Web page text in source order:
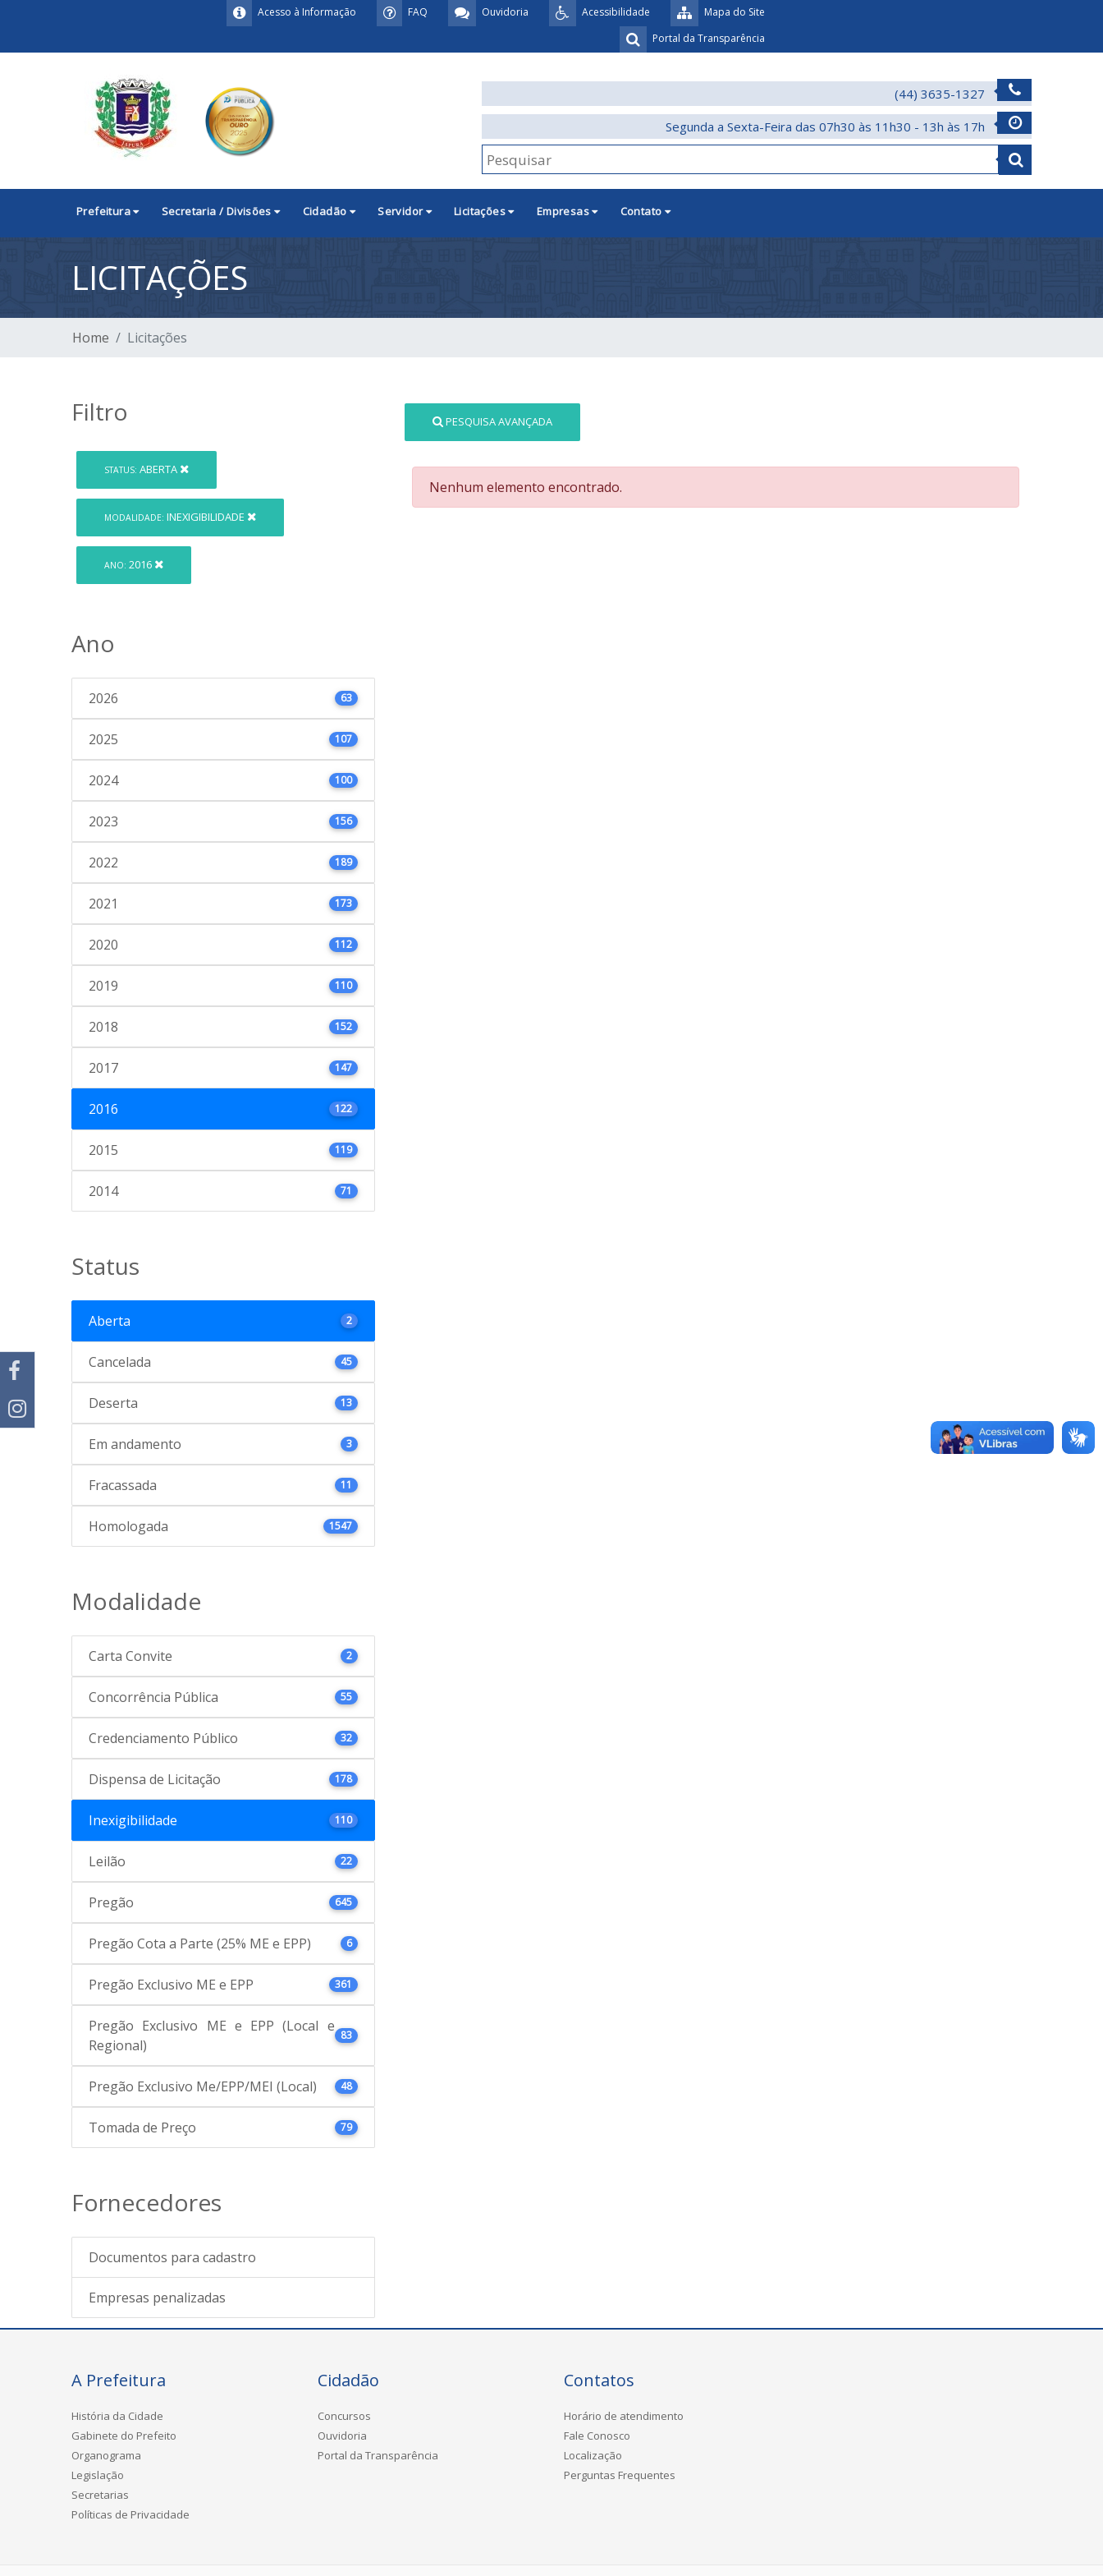
Mapa do Site
Acessibilidade
Ouvidoria
FAQ
Acesso à Informação
Portal da Transparência
(44) 3635-1327
Segunda a Sexta-Feira das 07h30 às 11h30 - 13h às 17h
Prefeitura Secretaria / Divisões Cidadão Servidor Licitações Empresas Contato
LICITAÇÕES
Home Licitações
Filtro
STATUS: ABERTA
MODALIDADE: INEXIGIBILIDADE
ANO: 2016
Ano
2026 63
2025 107
2024 100
2023 156
2022 189
2021 173
2020 112
2019 110
2018 152
2017 147
2016 122
2015 119
2014 71
Status
Aberta 2
Cancelada 45
Deserta 13
Em andamento 3
Fracassada 11
Homologada 1547
Modalidade
Carta Convite 2
Concorrência Pública 55
Credenciamento Público 32
Dispensa de Licitação 178
Inexigibilidade 110
Leilão 22
Pregão 645
Pregão Cota a Parte (25% ME e EPP) 6
Pregão Exclusivo ME e EPP 361
Pregão Exclusivo ME e EPP (Local e
Regional)
83
Pregão Exclusivo Me/EPP/MEI (Local) 48
Tomada de Preço 79
Fornecedores
Documentos para cadastro
Empresas penalizadas
PESQUISA AVANÇADA
Nenhum elemento encontrado.
A Prefeitura
História da Cidade
Gabinete do Prefeito
Organograma
Legislação
Secretarias
Políticas de Privacidade
Cidadão
Concursos
Ouvidoria
Portal da Transparência
Contatos
Horário de atendimento
Fale Conosco
Localização
Perguntas Frequentes